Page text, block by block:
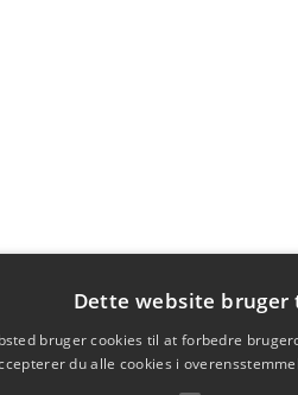
Dette website bruger
bruger cookies til at forbedre
du alle cookies i